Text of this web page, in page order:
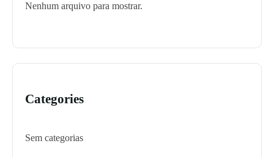
Nenhum arquivo para mostrar.
Categories
Sem categorias